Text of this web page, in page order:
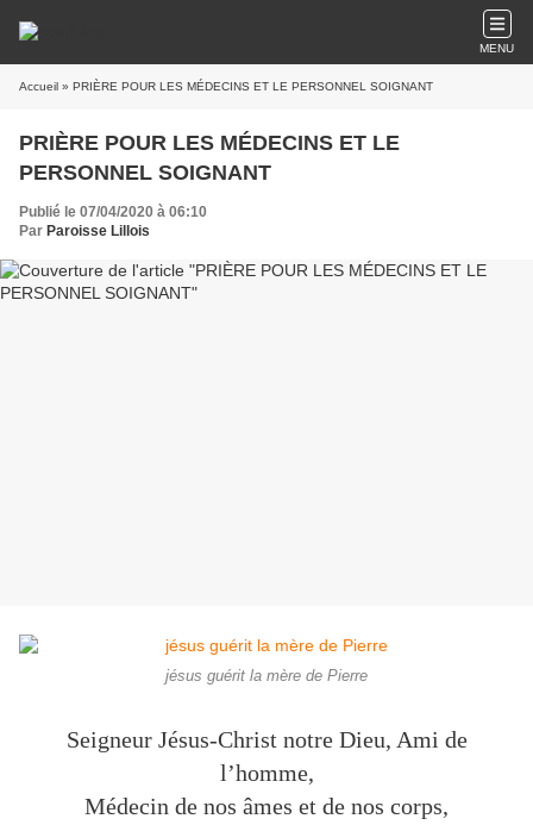
MENU
Accueil » PRIÈRE POUR LES MÉDECINS ET LE PERSONNEL SOIGNANT
PRIÈRE POUR LES MÉDECINS ET LE
PERSONNEL SOIGNANT
Publié le 07/04/2020 à 06:10
Par Paroisse Lillois
jésus guérit la mère de Pierre
Seigneur Jésus-Christ notre Dieu, Ami de
l’homme,
Médecin de nos âmes et de nos corps,